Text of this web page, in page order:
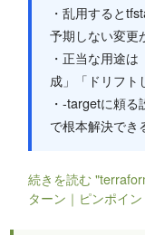
・乱用すると
予期しない変更
・正当な用途
成」「ドリフト
・-targetに頼
で根本解決でき
続きを読む
ターン｜ピンポイ